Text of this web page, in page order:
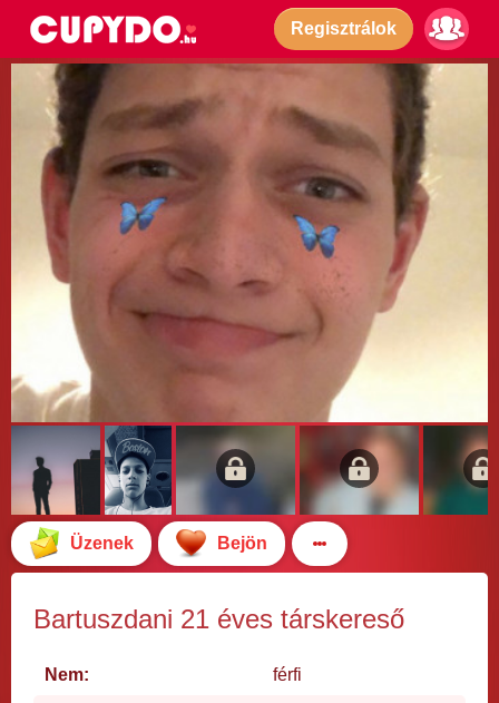
Regisztrálok
Üzenek Bejön
Bartuszdani 21 éves társkereső
Nem: férfi